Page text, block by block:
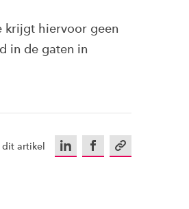
krijgt hiervoor geen
in de gaten in
dit artikel LinkedInFacebookKopieer url